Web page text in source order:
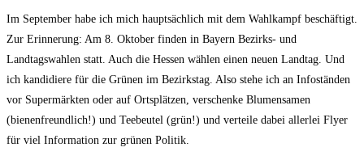
am:
Im September habe ich mich hauptsächlich mit dem Wahlkampf beschäftigt.
Zur Erinnerung: Am 8. Oktober finden in Bayern Bezirks- und
Landtagswahlen statt. Auch die Hessen wählen einen neuen Landtag. Und
ich kandidiere für die Grünen im Bezirkstag. Also stehe ich an Infoständen
vor Supermärkten oder auf Ortsplätzen, verschenke Blumensamen
(bienenfreundlich!) und Teebeutel (grün!) und verteile dabei allerlei Flyer
für viel Information zur grünen Politik.